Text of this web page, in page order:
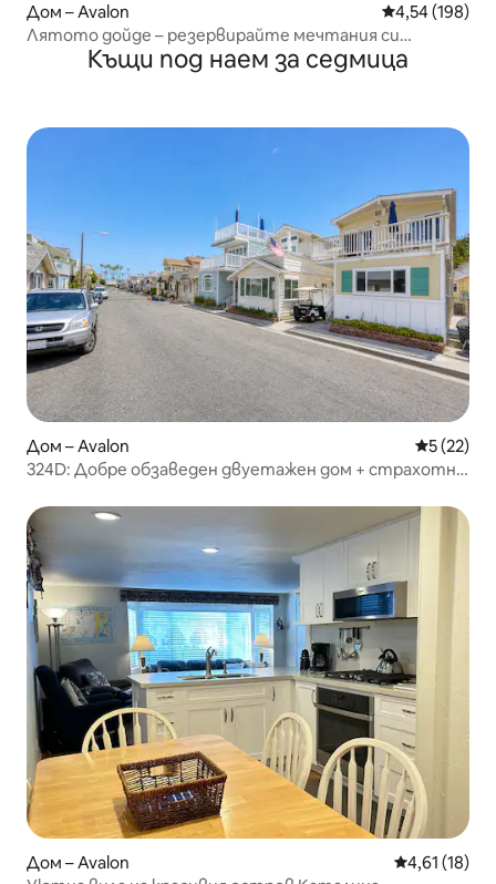
Дом – Avalon Средна
4,54 (198)
Лятото дойде – резервирайте мечтания си
престой сега!Къщи под наем за седмица
Дом – Avalon Средна
5 (22)
324D: Добре обзаведен двуетажен дом + страхотна
Дом – Avalon Средна
4,61 (18)